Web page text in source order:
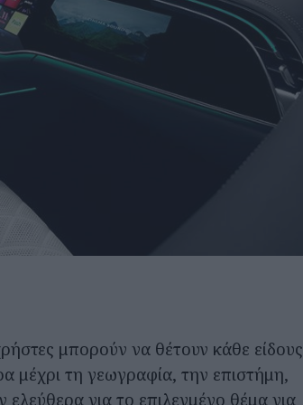
μπορούν να θέτουν κάθε είδους
μέχρι τη γεωγραφία, την επιστήμη,
ελεύθερα για το επιλεγμένο θέμα για